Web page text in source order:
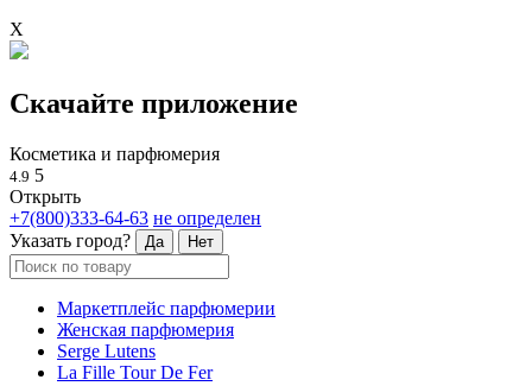
X
Скачайте приложение
Косметика и парфюмерия
4.9 5
Открыть
+7(800)333-64-63 не определен
Указать город?
Да Нет
Маркетплейс парфюмерии
Женская парфюмерия
Serge Lutens
La Fille Tour De Fer